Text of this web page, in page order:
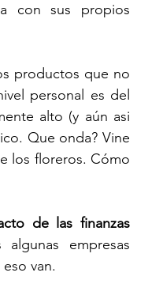
con sus propios
productos que no
personal es del
alto (y aún asi
Que onda? Vine
los floreros. Cómo
de las finanzas
algunas empresas
van.